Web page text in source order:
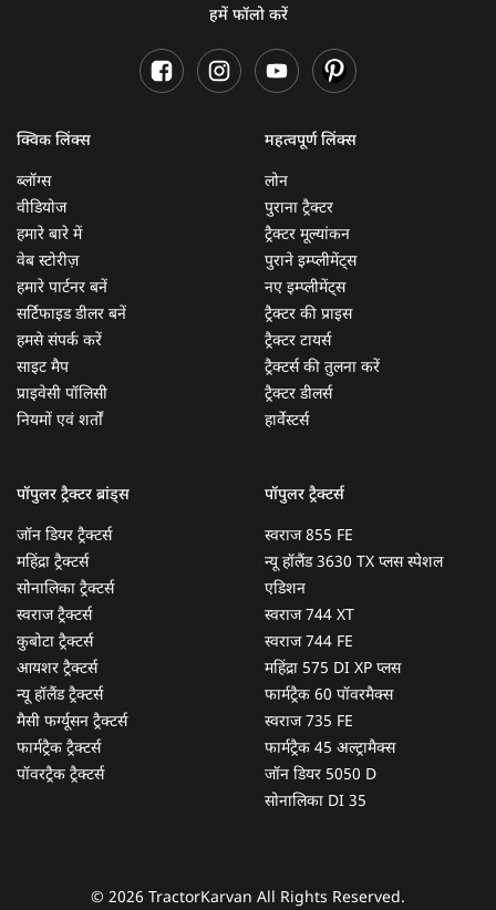
हमें फॉलो करें
क्विक लिंक्स
ब्लॉग्स
वीडियोज
हमारे बारे में
वेब स्टोरीज़
हमारे पार्टनर बनें
सर्टिफाइड डीलर बनें
हमसे संपर्क करें
साइट मैप
प्राइवेसी पॉलिसी
नियमों एवं शर्तों
महत्वपूर्ण लिंक्स
लोन
पुराना ट्रैक्टर
ट्रैक्टर मूल्यांकन
पुराने इम्प्लीमेंट्स
नए इम्प्लीमेंट्स
ट्रैक्टर की प्राइस
ट्रैक्टर टायर्स
ट्रैक्टर्स की तुलना करें
ट्रैक्टर डीलर्स
हार्वेस्टर्स
पॉपुलर ट्रैक्टर ब्रांड्स
जॉन डियर ट्रैक्टर्स
महिंद्रा ट्रैक्टर्स
सोनालिका ट्रैक्टर्स
स्वराज ट्रैक्टर्स
कुबोटा ट्रैक्टर्स
आयशर ट्रैक्टर्स
न्यू हॉलैंड ट्रैक्टर्स
मैसी फर्ग्यूसन ट्रैक्टर्स
फार्मट्रैक ट्रैक्टर्स
पॉवरट्रैक ट्रैक्टर्स
पॉपुलर ट्रैक्टर्स
स्वराज 855 FE
न्यू हॉलैंड 3630 TX प्लस स्पेशल
एडिशन
स्वराज 744 XT
स्वराज 744 FE
महिंद्रा 575 DI XP प्लस
फार्मट्रैक 60 पॉवरमैक्स
स्वराज 735 FE
फार्मट्रैक 45 अल्ट्रामैक्स
जॉन डियर 5050 D
सोनालिका DI 35
© 2026 TractorKarvan All Rights Reserved.